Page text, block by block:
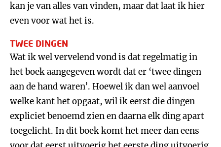
kan je van alles van vinden, maar dat laat ik hier
even voor wat het is.
TWEE DINGEN
Wat ik wel vervelend vond is dat regelmatig in
het boek aangegeven wordt dat er ‘twee dingen
aan de hand waren’. Hoewel ik dan wel aanvoel
welke kant het opgaat, wil ik eerst die dingen
expliciet benoemd zien en daarna elk ding apart
toegelicht. In dit boek komt het meer dan eens